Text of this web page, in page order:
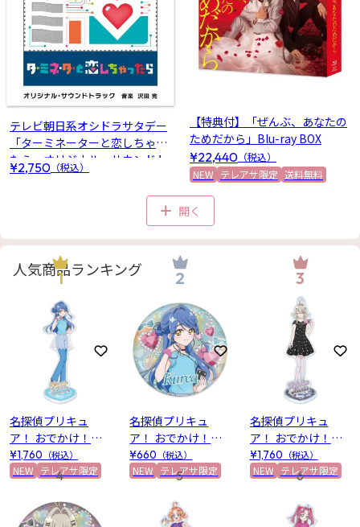
テレビ朝日系オシドラサタデー
「ターミネーターと恋しちゃっ
たら」オリジナル・サウンドト
ラック
¥2,750 （税込）
【特典付】「ぜんぶ、あなたの
ためだから」Blu-ray BOX
¥22,440 （税込）
NEW テレアサ限定 送料無料
開く
人気商品ランキング
お気に入りに登録
1
名探偵プリキュ
ア！ おでかけ！プ
リキュアマルシェ
テレビ朝日限定 ア
羽くれあ)
¥1,760 （税込）
NEW テレアサ限定
お気に入りに登録
2
名探偵プリキュ
ア！ おでかけ！プ
リキュアマルシェ
テレビ朝日限定 ホ
(帆羽くれあ)
¥660 （税込）
NEW テレアサ限定
お
3
名探偵プリキュ
ア！ おでかけ！プ
リキュアマルシェ
テレビ朝日限定 ア
亜るるか)
¥1,760 （税込）
NEW テレアサ限定
4 5 6